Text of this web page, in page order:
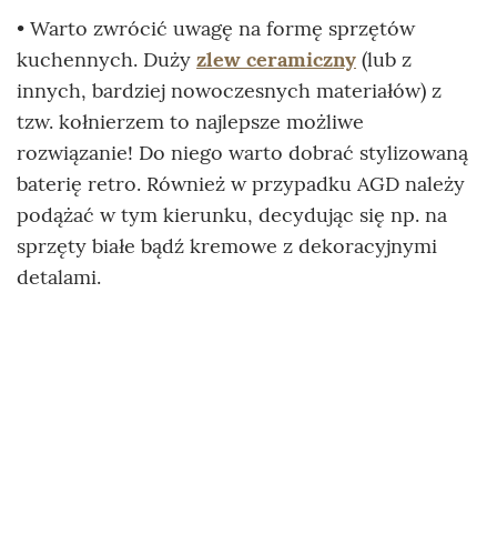
• Warto zwrócić uwagę na formę sprzętów
kuchennych. Duży zlew ceramiczny (lub z
innych, bardziej nowoczesnych materiałów) z
tzw. kołnierzem to najlepsze możliwe
rozwiązanie! Do niego warto dobrać stylizowaną
baterię retro. Również w przypadku AGD należy
podążać w tym kierunku, decydując się np. na
sprzęty białe bądź kremowe z dekoracyjnymi
detalami.